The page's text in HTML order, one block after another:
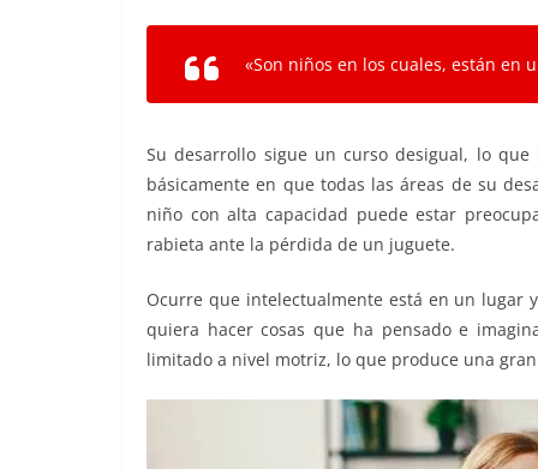
«Son niños en los cuales, están en
Su desarrollo sigue un curso desigual, lo
básicamente en que todas las áreas de su
niño con alta capacidad puede estar
rabieta ante la pérdida de un juguete.
Ocurre que intelectualmente está en un lugar
quiera hacer cosas que ha pensado e
limitado a nivel motriz, lo que produce una